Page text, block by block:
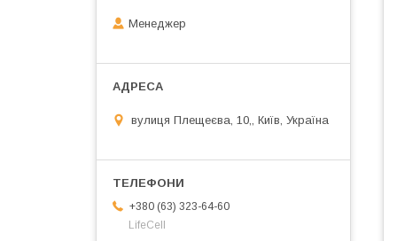
Менеджер
вулиця Плещеєва, 10,, Київ, Україна
+380 (63) 323-64-60
LifeCell